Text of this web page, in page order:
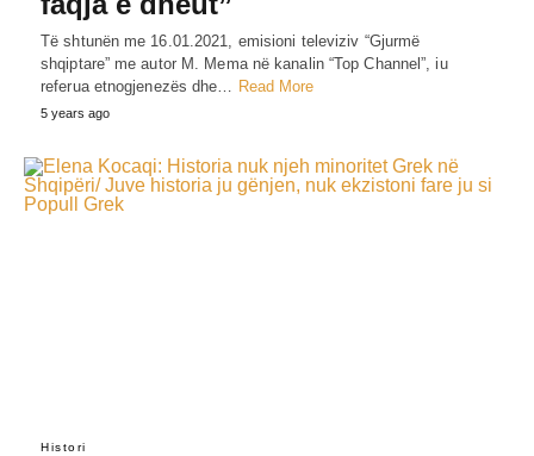
Të shtunën me 16.01.2021, emisioni televiziv “Gjurmë
shqiptare” me autor M. Mema në kanalin “Top Channel”, iu
referua etnogjenezës dhe…
Read More
5 years ago
Histori